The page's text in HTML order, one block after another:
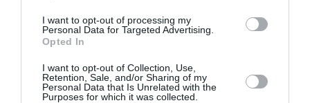
I want to opt-out of processing my
Personal Data for Targeted Advertising.
Opted In
I want to opt-out of Collection, Use,
Retention, Sale, and/or Sharing of my
Personal Data that Is Unrelated with the
Purposes for which it was collected.
CIEL : UNE
DÉMONSTRATION